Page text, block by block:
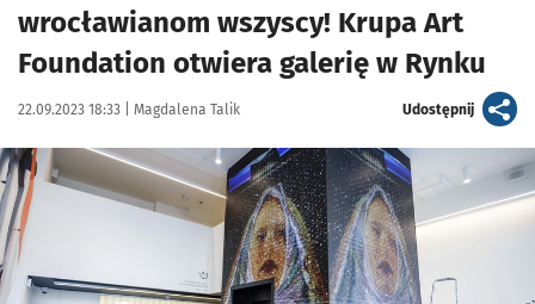
wrocławianom wszyscy! Krupa Art
Foundation otwiera galerię w Rynku
Data publikacji:
22.09.2023 18:33 | Autor:
Magdalena Talik Udostępnijartykuł
Kliknij, aby zobaczyć galerię
Kliknij, aby powiększyć